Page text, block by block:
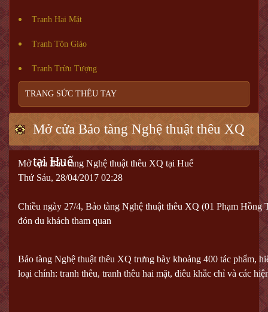
Tranh Hai Mặt
Tranh Tôn Giáo
Tranh Trừu Tượng
TRANG SỨC THÊU TAY
Mở cửa Bảo tàng Nghệ thuật thêu XQ
tại Huế
Mở cửa Bảo tàng Nghệ thuật thêu XQ tại Huế
Thứ Sáu, 28/04/2017 02:28
Chiều ngày 27/4, Bảo tàng Nghệ thuật thêu XQ (01 Phạm Hồng
đón du khách tham quan
Bảo tàng Nghệ thuật thêu XQ trưng bày khoảng 400 tác phẩm,
loại chính: tranh thêu, tranh thêu hai mặt, điêu khắc chỉ và các